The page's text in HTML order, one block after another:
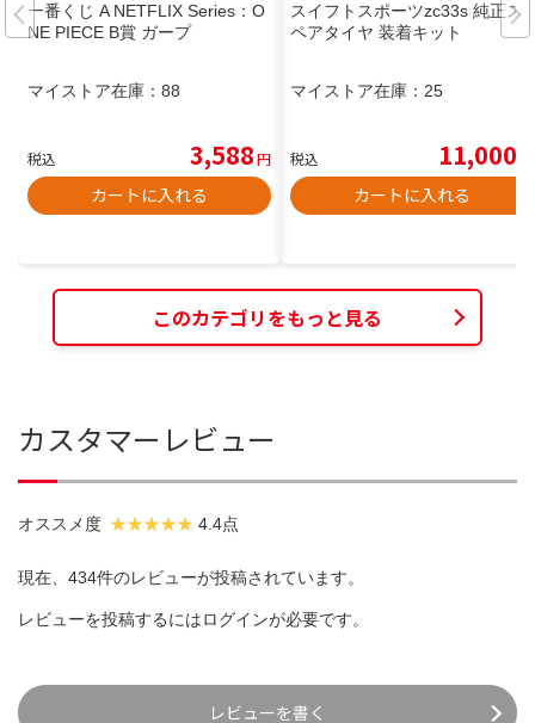
一番くじ A NETFLIX Series：O
NE PIECE B賞 ガープ
マイストア在庫： 88
税込 3,588円
カートに入れる
スイフトスポーツzc33s 純正ス
ペアタイヤ 装着キット
マイストア在庫： 25
税込 11,000
カートに入れる
このカテゴリをもっと見る
カスタマーレビュー
オススメ度 4.4点
現在、434件のレビューが投稿されています。
レビューを投稿するにはログインが必要です。
レビューを書く